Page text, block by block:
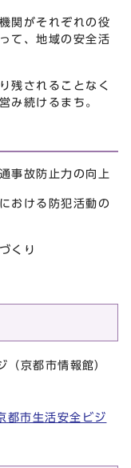
関がそれぞれの役
て、地域の安全活
残されることなく
み続けるまち。
事故防止力の向上
おける防犯活動の
くり
京都市情報館）
都市生活安全ビジ